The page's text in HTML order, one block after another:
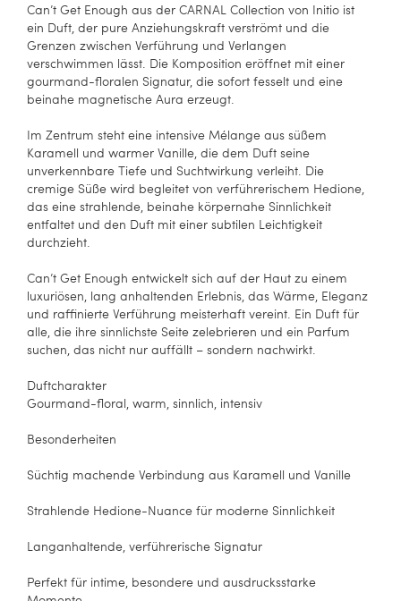
Can’t Get Enough aus der CARNAL Collection von Initio ist
ein Duft, der pure Anziehungskraft verströmt und die
Grenzen zwischen Verführung und Verlangen
verschwimmen lässt. Die Komposition eröffnet mit einer
gourmand-floralen Signatur, die sofort fesselt und eine
beinahe magnetische Aura erzeugt.
Im Zentrum steht eine intensive Mélange aus süßem
Karamell und warmer Vanille, die dem Duft seine
unverkennbare Tiefe und Suchtwirkung verleiht. Die
cremige Süße wird begleitet von verführerischem Hedione,
das eine strahlende, beinahe körpernahe Sinnlichkeit
entfaltet und den Duft mit einer subtilen Leichtigkeit
durchzieht.
Can’t Get Enough entwickelt sich auf der Haut zu einem
luxuriösen, lang anhaltenden Erlebnis, das Wärme, Eleganz
und raffinierte Verführung meisterhaft vereint. Ein Duft für
alle, die ihre sinnlichste Seite zelebrieren und ein Parfum
suchen, das nicht nur auffällt – sondern nachwirkt.
Duftcharakter
Gourmand-floral, warm, sinnlich, intensiv
Besonderheiten
Süchtig machende Verbindung aus Karamell und Vanille
Strahlende Hedione-Nuance für moderne Sinnlichkeit
Langanhaltende, verführerische Signatur
Perfekt für intime, besondere und ausdrucksstarke